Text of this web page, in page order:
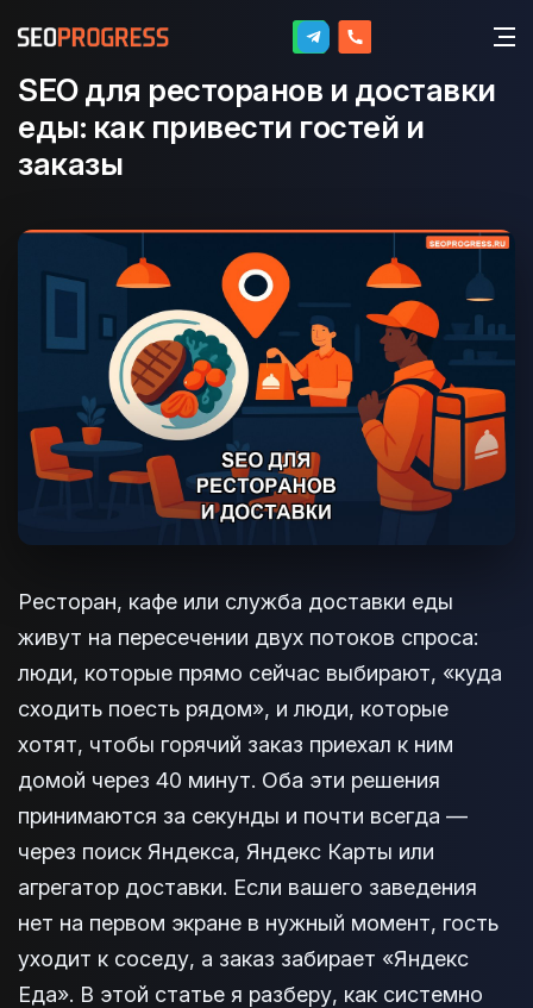
SEO для ресторанов и доставки
еды: как привести гостей и
заказы
Ресторан, кафе или служба доставки еды
живут на пересечении двух потоков спроса:
люди, которые прямо сейчас выбирают, «куда
сходить поесть рядом», и люди, которые
хотят, чтобы горячий заказ приехал к ним
домой через 40 минут. Оба эти решения
принимаются за секунды и почти всегда —
через поиск Яндекса, Яндекс Карты или
агрегатор доставки. Если вашего заведения
нет на первом экране в нужный момент, гость
уходит к соседу, а заказ забирает «Яндекс
Еда». В этой статье я разберу, как системно